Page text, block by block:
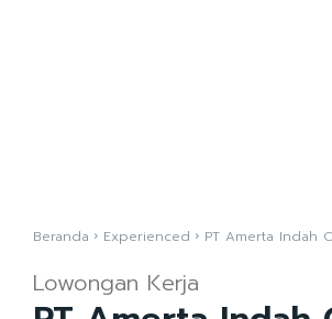
Beranda Experienced PT Amerta Indah
Lowongan Kerja